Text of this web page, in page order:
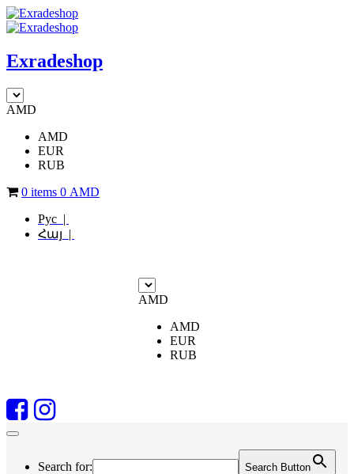
Exradeshop
AMD
AMD
EUR
RUB
0 items 0 AMD
Рус |
Հայ |
AMD
AMD
EUR
RUB
Search for: Search Button